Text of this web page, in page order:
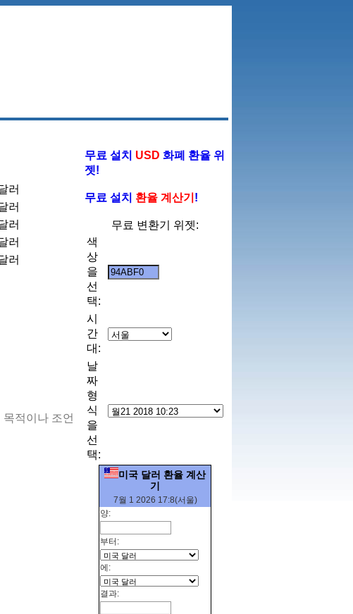
러
러
러
러
러
적이나 조언
무료 설치 USD 화폐 환율 위
젯!
무료 설치 환율 계산기 !
무료 변환기 위젯:
색
상
을
선
택:
시
간
대:
날
짜
형
식
을
선
택:
미국 달러 환율 계산
기
7월 1 2026 17:8(서울)
양:
부터:
에:
결과: